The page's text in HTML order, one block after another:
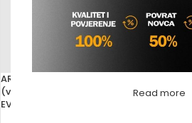
Read more
ARISTON BOJLER ELEKTRIČNI
(vertikalni/horizontalni) VELIS
EVO PLUS EU